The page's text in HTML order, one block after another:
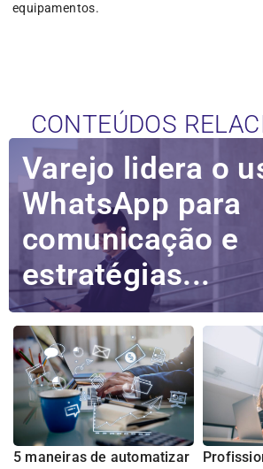
equipamentos.
CONTEÚDOS
Varejo lidera o
WhatsApp para
comunicação e
estratégias...
5 maneiras de automatizar